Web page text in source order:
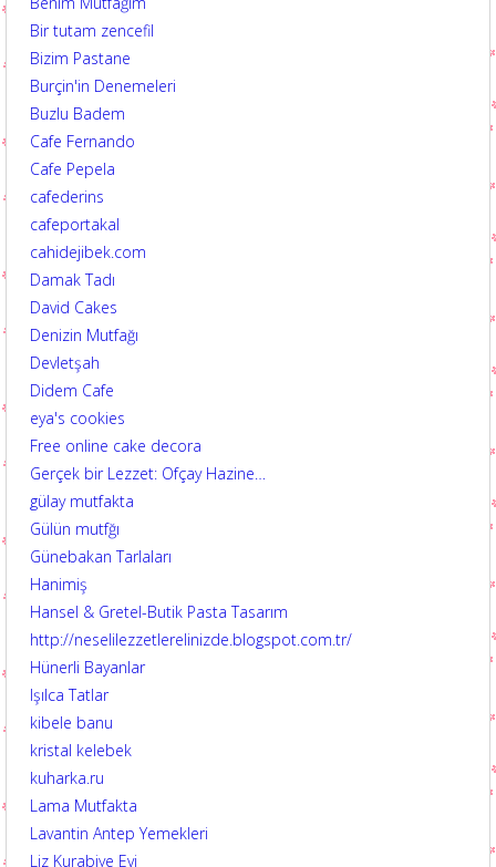
Bir tutam zencefil
Bizim Pastane
Burçin'in Denemeleri
Buzlu Badem
Cafe Fernando
Cafe Pepela
cafederins
cafeportakal
cahidejibek.com
Damak Tadı
David Cakes
Denizin Mutfağı
Devletşah
Didem Cafe
eya's cookies
Free online cake decora
Gerçek bir Lezzet: Ofçay Hazine…
gülay mutfakta
Gülün mutfğı
Günebakan Tarlaları
Hanimiş
Hansel & Gretel-Butik Pasta Tasarım
http://neselilezzetlerelinizde.blogspot.com.tr/
Hünerli Bayanlar
Işılca Tatlar
kibele banu
kristal kelebek
kuharka.ru
Lama Mutfakta
Lavantin Antep Yemekleri
Liz Kurabiye Evi